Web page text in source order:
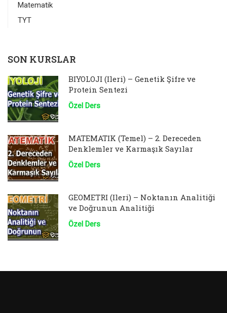
Matematik
TYT
SON KURSLAR
BİYOLOJİ (İleri) – Genetik Şifre ve
Protein Sentezi
Özel Ders
MATEMATİK (Temel) – 2. Dereceden
Denklemler ve Karmaşık Sayılar
Özel Ders
GEOMETRİ (İleri) – Noktanın Analitiği
ve Doğrunun Analitiği
Özel Ders